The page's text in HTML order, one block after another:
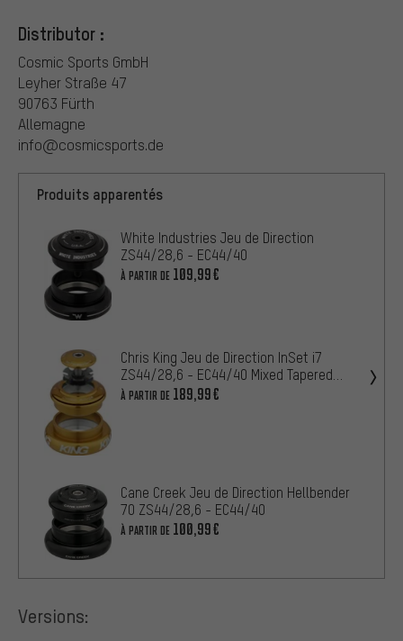
Distributor :
Cosmic Sports GmbH
Leyher Straße 47
90763 Fürth
Allemagne
info@cosmicsports.de
Produits apparentés
White Industries Jeu de Direction
ZS44/28,6 - EC44/40
À PARTIR DE 109,99€
Chris King Jeu de Direction InSet i7
ZS44/28,6 - EC44/40 Mixed Tapered
GripLock
À PARTIR DE 189,99€
Cane Creek Jeu de Direction Hellbender
70 ZS44/28,6 - EC44/40
À PARTIR DE 100,99€
Versions: